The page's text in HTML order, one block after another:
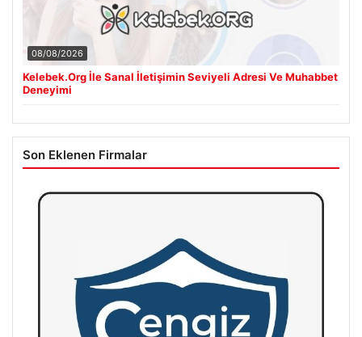
08/08/2026
Kelebek.Org İle Sanal İletişimin Seviyeli Adresi Ve Muhabbet
Deneyimi
Son Eklenen Firmalar